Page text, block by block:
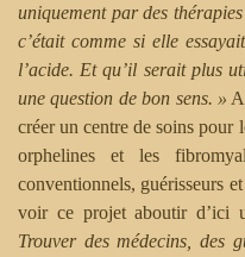
uniquement par des
c’était comme si elle
l’acide. Et qu’il serait plus
une question de bon sens. »
créer un centre de soins pour
orphelines et les
conventionnels, guérisseurs
voir ce projet aboutir d’ici
Trouver des médecins, des